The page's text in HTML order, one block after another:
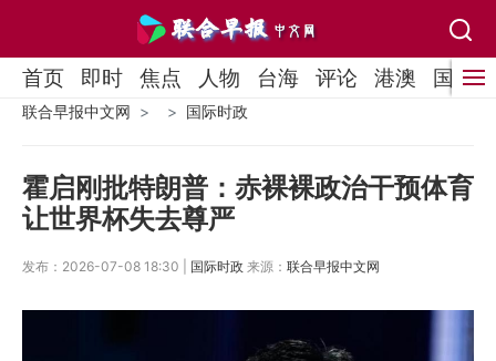
首页 即时 焦点 人物 台海 评论 港澳 国际
联合早报中文网 国际时政
霍启刚批特朗普：赤裸裸政治干预体育
让世界杯失去尊严
发布：2026-07-08 18:30 | 国际时政 来源： 联合早报中文网